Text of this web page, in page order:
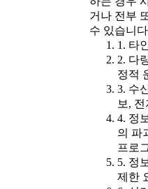
거나 전부
수 있습니
1. 타
2. 다
정적
3. 수
보,
4. 정
의 파
프로
5. 정
제한